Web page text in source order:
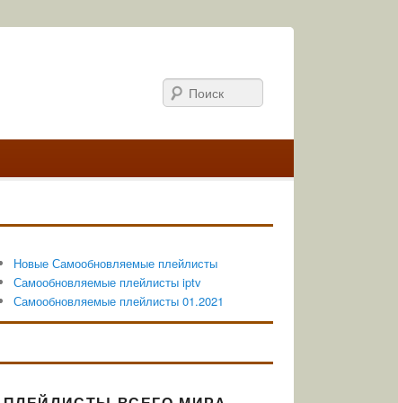
Новые Самообновляемые плейлисты
Самообновляемые плейлисты iptv
Самообновляемые плейлисты 01.2021